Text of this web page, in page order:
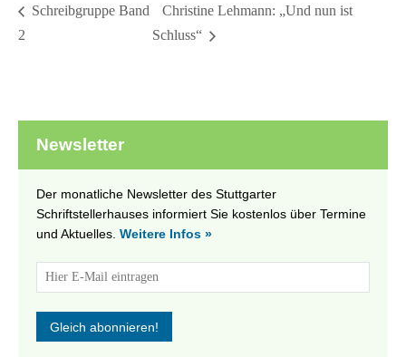
Schreibgruppe Band
2
Christine Lehmann: „Und nun ist
Schluss“
Newsletter
Der monatliche Newsletter des Stuttgarter
Schriftstellerhauses informiert Sie kostenlos über Termine
und Aktuelles. Weitere Infos »